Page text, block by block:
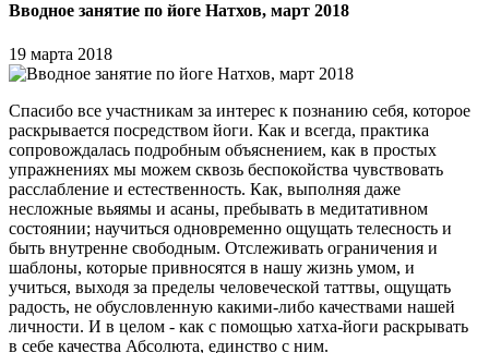
Вводное занятие по йоге Натхов, март 2018
19 марта 2018
Спасибо все участникам за интерес к познанию себя, которое
раскрывается посредством йоги. Как и всегда, практика
сопровождалась подробным объяснением, как в простых
упражнениях мы можем сквозь беспокойства чувствовать
расслабление и естественность. Как, выполняя даже
несложные вьяямы и асаны, пребывать в медитативном
состоянии; научиться одновременно ощущать телесность и
быть внутренне свободным. Отслеживать ограничения и
шаблоны, которые привносятся в нашу жизнь умом, и
учиться, выходя за пределы человеческой таттвы, ощущать
радость, не обусловленную какими-либо качествами нашей
личности. И в целом - как с помощью хатха-йоги раскрывать
в себе качества Абсолюта, единство с ним.